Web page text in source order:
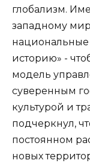
глобализм.
западному
национальные
историю» -
модель
суверенным
культурой и
подчеркнул,
постоянном
новых